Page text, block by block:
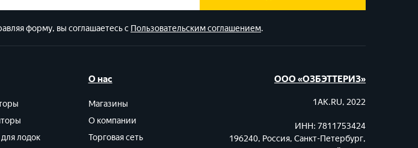
форму, вы соглашаетесь с Пользовательским соглашением.
лодок
О нас
Магазины
О компании
Торговая сеть
ООО «ОЗБЭТТЕРИЗ»
1AK.RU, 2022
ИНН: 7811753424
196240, Россия, Санкт-Петербург,